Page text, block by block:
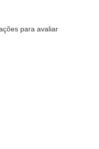
para avaliar